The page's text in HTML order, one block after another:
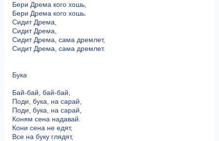
Бери Дрема кого хошь,
Бери Дрема кого хошь.
Сидит Дрема,
Сидит Дрема,
Сидит Дрема, сама дремлет,
Сидит Дрема, сама дремлет.
Бука
Бай-бай, бай-бай,
Поди, бука, на сарай,
Поди, бука, на сарай,
Коням сена надавай.
Кони сена не едят,
Все на буку глядят,